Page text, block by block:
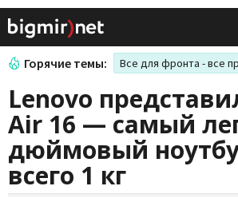
Горячие темы: Все для фронта - все
Lenovo
Air 16 — самый
дюймовый
всего 1 кг